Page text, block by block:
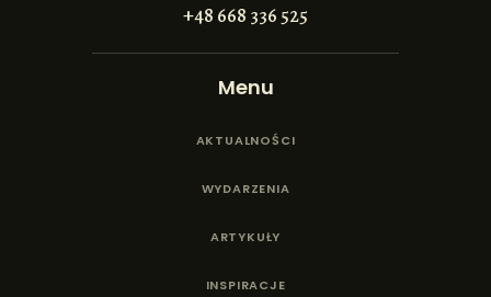
+48 668 336 525
Menu
AKTUALNOŚCI
WYDARZENIA
ARTYKUŁY
INSPIRACJE